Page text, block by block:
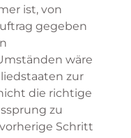
ist, von
gegeben
wäre
zur
die richtige
zu
Schritt